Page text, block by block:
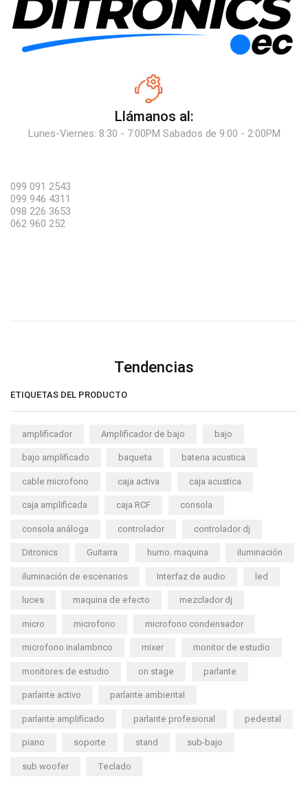
Llámanos al:
Lunes-Viernes: 8:30 - 7:00PM Sabados de 9:00 - 2:00PM
099 091 2543
099 946 4311
098 226 3653
062 960 252
Tendencias
ETIQUETAS DEL PRODUCTO
amplificador Amplificador de bajo bajo
bajo amplificado baqueta bateria acustica
cable microfono caja activa caja acustica
caja amplificada caja RCF consola
consola análoga controlador controlador dj
Ditronics Guitarra humo. maquina iluminación
iluminación de escenarios Interfaz de audio led
luces maquina de efecto mezclador dj
micro microfono microfono condensador
microfono inalambrico mixer monitor de estudio
monitores de estudio on stage parlante
parlante activo parlante ambiental
parlante amplificado parlante profesional pedestal
piano soporte stand sub-bajo
sub woofer Teclado